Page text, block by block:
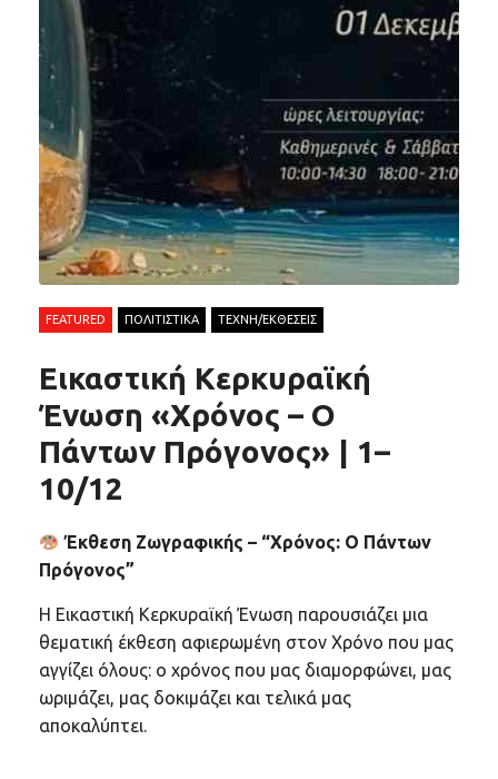
FEATURED ΠΟΛΙΤΙΣΤΙΚΑ ΤΕΧΝΗ/ΕΚΘΕΣΕΙΣ
Εικαστική Κερκυραϊκή
Ένωση «Χρόνος – Ο
Πάντων Πρόγονος» | 1–
10/12
Έκθεση Ζωγραφικής – “Χρόνος: Ο Πάντων
Πρόγονος”
Η Εικαστική Κερκυραϊκή Ένωση παρουσιάζει μια
θεματική έκθεση αφιερωμένη στον Χρόνο που μας
αγγίζει όλους: ο χρόνος που μας διαμορφώνει, μας
ωριμάζει, μας δοκιμάζει και τελικά μας
αποκαλύπτει.